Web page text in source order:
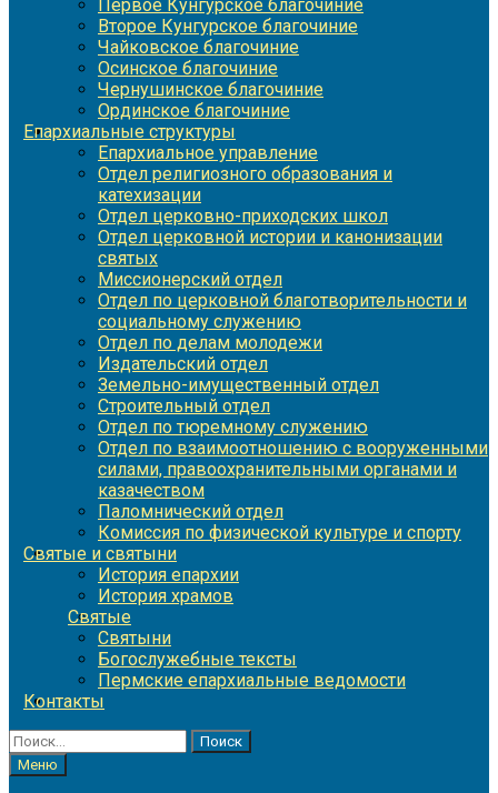
Первое Кунгурское благочиние
Второе Кунгурское благочиние
Чайковское благочиние
Осинское благочиние
Чернушинское благочиние
Ординское благочиние
Епархиальные структуры
Епархиальное управление
Отдел религиозного образования и
катехизации
Отдел церковно-приходских школ
Отдел церковной истории и канонизации
святых
Миссионерский отдел
Отдел по церковной благотворительности и
социальному служению
Отдел по делам молодежи
Издательский отдел
Земельно-имущественный отдел
Строительный отдел
Отдел по тюремному служению
Отдел по взаимоотношению с вооруженными
силами, правоохранительными органами и
казачеством
Паломнический отдел
Комиссия по физической культуре и спорту
Святые и святыни
История епархии
История храмов
Святые
Святыни
Богослужебные тексты
Пермские епархиальные ведомости
Контакты
Найти:
Меню